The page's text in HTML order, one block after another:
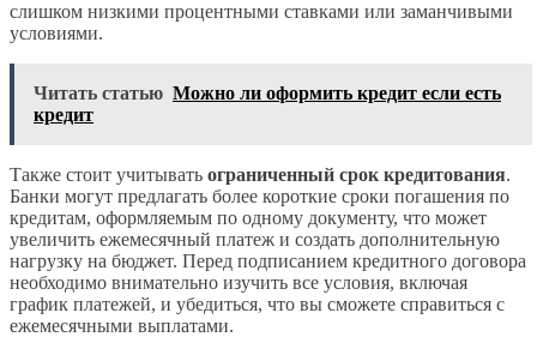
слишком низкими процентными ставками или заманчивыми
условиями.
Читать статью Можно ли оформить кредит если есть
кредит
Также стоит учитывать ограниченный срок кредитования.
Банки могут предлагать более короткие сроки погашения по
кредитам, оформляемым по одному документу, что может
увеличить ежемесячный платеж и создать дополнительную
нагрузку на бюджет. Перед подписанием кредитного договора
необходимо внимательно изучить все условия, включая
график платежей, и убедиться, что вы сможете справиться с
ежемесячными выплатами.